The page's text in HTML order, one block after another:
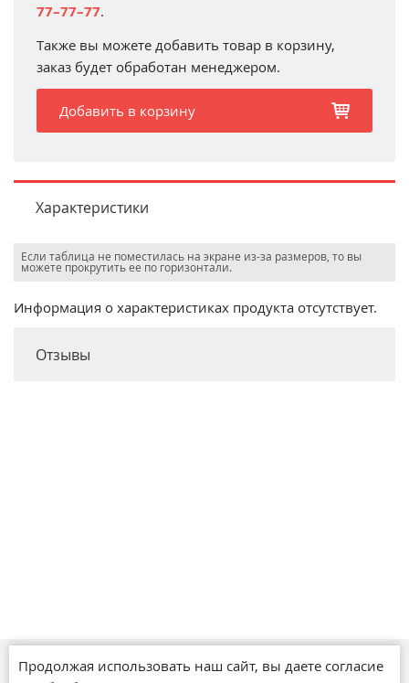
77–77–77.
Также вы можете добавить товар в корзину,
заказ будет обработан менеджером.
Добавить в корзину b
Характеристики
Если таблица не поместилась на экране из-за размеров, то вы
можете прокрутить ее по горизонтали.
Информация о характеристиках продукта отсутствует.
Отзывы
Магазины
Продолжая использовать наш сайт, вы даете согласие